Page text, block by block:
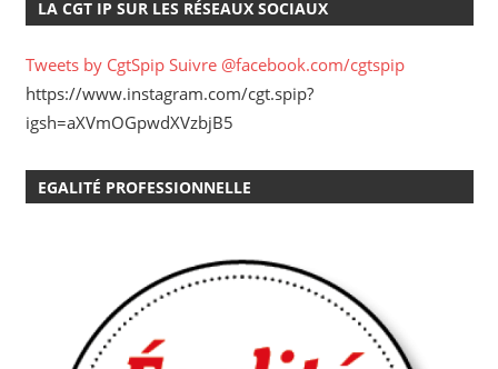
LA CGT IP SUR LES RÉSEAUX SOCIAUX
Tweets by CgtSpip Suivre @facebook.com/cgtspip
https://www.instagram.com/cgt.spip?
igsh=aXVmOGpwdXVzbjB5
EGALITÉ PROFESSIONNELLE